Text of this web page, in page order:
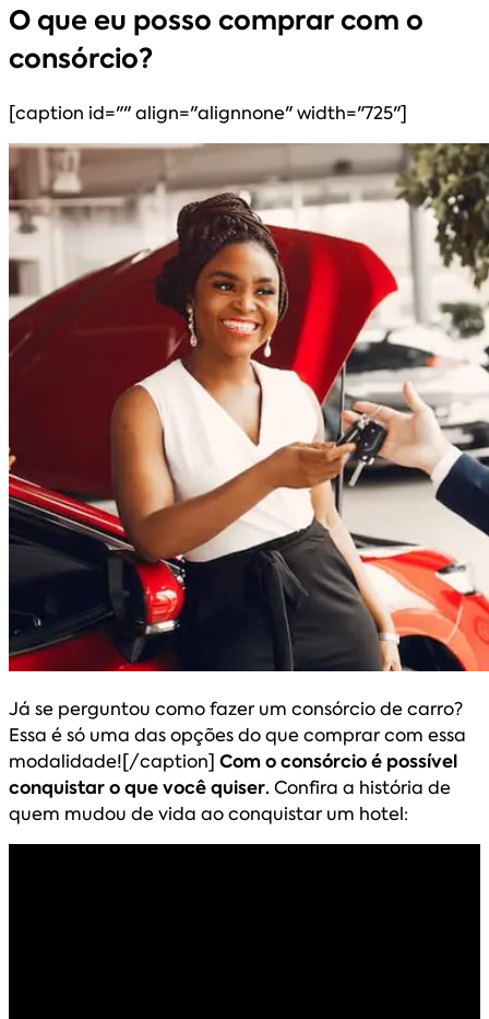
O que eu posso comprar com o
consórcio?
[caption id="" align="alignnone" width="725"]
Já se perguntou como fazer um consórcio de carro?
Essa é só uma das opções do que comprar com essa
modalidade![/caption] Com o consórcio é possível
conquistar o que você quiser.Confira a história de
quem mudou de vida ao conquistar um hotel: